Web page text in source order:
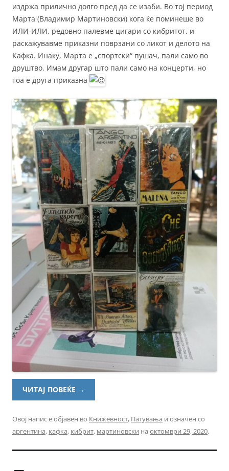
издржа прилично долго пред да се изаби. Во тој период
Марта (Владимир Мартиновски) кога ќе поминеше во
ИЛИ-ИЛИ, редовно палевме цигари со кибритот, и
раскажувавме приказни поврзани со ликот и делото на
Кафка. Инаку, Марта е „спортски“ пушач, пали само во
друштво. Имам другар што пали само на концерти, но
тоа е друга приказна
ЧИТАЈ ПОВЕЌЕ →
Овој напис е објавен во Книжевност, Патувања и означен со
аргентина, кафка, кибрит, мартиновски на октомври 29, 2020.